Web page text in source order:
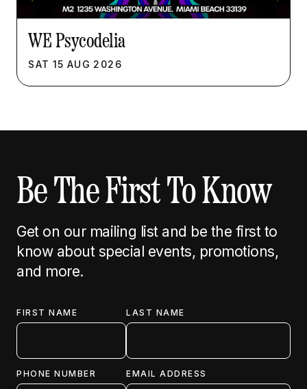
WE Psycodelia
SAT 15 AUG 2026
Be The First To Know
Get on our mailing list and be the first to
know about special events, promotions,
and more.
FIRST NAME LAST NAME
PHONE NUMBER EMAIL ADDRESS